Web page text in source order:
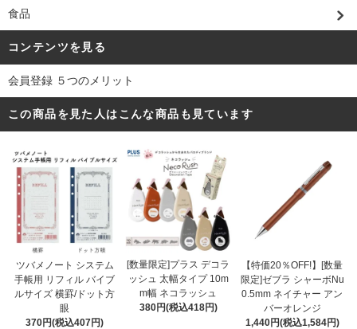
食品
コンテンツを見る
会員登録 ５つのメリット
この商品を見た人はこんな商品も見ています
ツバメノート システム
手帳用 リフィル バイブ
ルサイズ 横罫/ドット方
眼
370円(税込407円)
[数量限定]プラス デコラ
ッシュ 太幅タイプ 10m
m幅 ネコラッシュ
380円(税込418円)
【特価20％OFF!】[数量
限定]ゼブラ シャーボNu
0.5mm ネイチャー アン
バーオレンジ
1,440円(税込1,584円)